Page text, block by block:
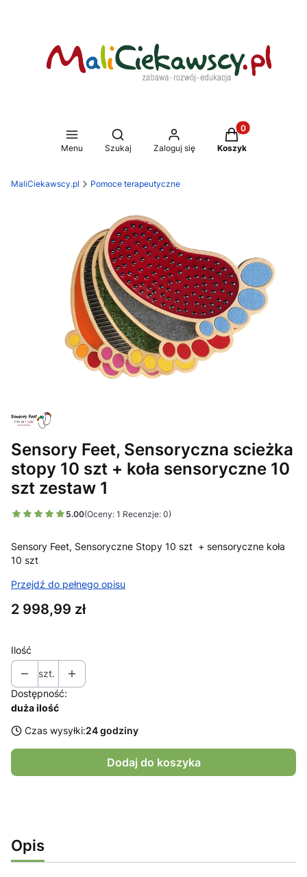
Menu
Otwórz wyszukiwarkę
Szukaj Zaloguj się
Produkty w
Koszyk
MaliCiekawscy.pl Pomoce terapeutyczne
Sensory Feet, Sensoryczna scieżka
stopy 10 szt + koła sensoryczne 10
szt zestaw 1
5.00(Oceny: 1 Recenzje: 0)
Sensory Feet, Sensoryczne Stopy 10 szt + sensoryczne koła
10 szt
Przejdź do pełnego opisu
Cena
2 998,99 zł
Ilość
szt.
Dostępność:
duża ilość
Czas wysyłki:24 godziny
Dodaj do koszyka
Opis